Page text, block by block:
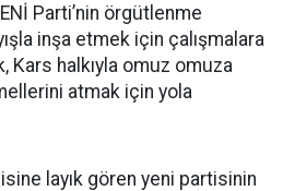
Parti’nin örgütlenme
inşa etmek için çalışmalara
Kars halkıyla omuz omuza
atmak için yola
layık gören yeni partisinin